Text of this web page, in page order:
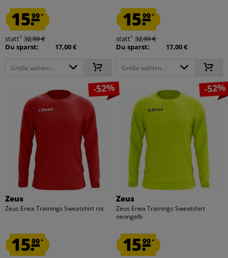
15.99*
statt1 32,99 €
Du sparst:
17,00 €
Größe wählen...
15.99*
statt1 32,99 €
Du sparst:
17,00 €
Größe wählen...
-52%
Zeus
Zeus Enea Trainings Sweatshirt rot
15.99*
-52%
Zeus
Zeus Enea Trainings Sweatshirt
neongelb
15.99*